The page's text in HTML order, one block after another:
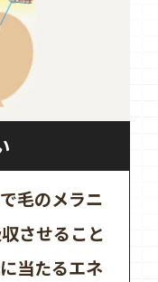
毛のメラニ
させること
当たるエネ